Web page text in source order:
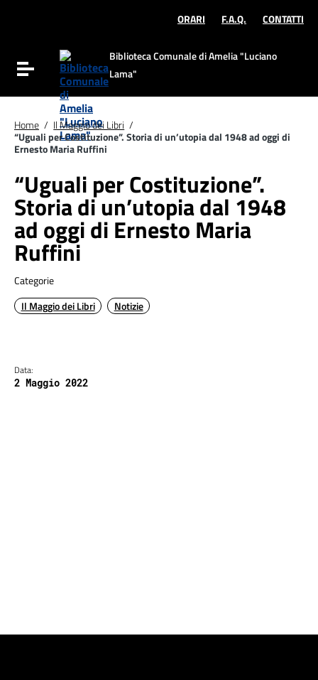
ORARI F.A.Q. CONTATTI
Attiva / disattiva la navigazione
Biblioteca Comunale di Amelia "Luciano
Lama"
Home / Il Maggio dei Libri /
“Uguali per Costituzione”. Storia di un’utopia dal 1948 ad oggi di
Ernesto Maria Ruffini
“Uguali per Costituzione”.
Storia di un’utopia dal 1948
ad oggi di Ernesto Maria
Ruffini
Categorie
Il Maggio dei Libri
Notizie
Data:
2 Maggio 2022